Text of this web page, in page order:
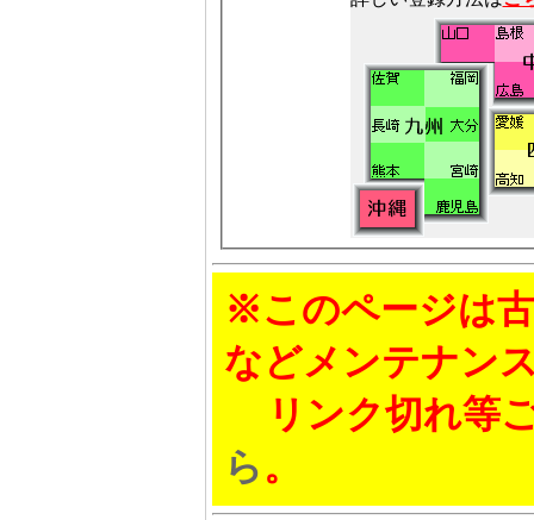
※このページは
などメンテナン
リンク切れ等
ら。